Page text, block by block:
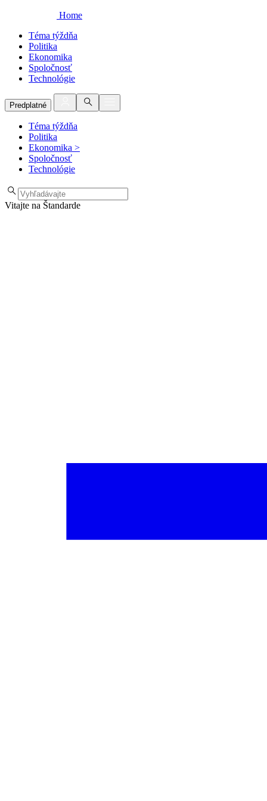
Home
Téma týždňa
Politika
Ekonomika
Spoločnosť
Technológie
Predplatné
Téma týždňa
Politika
Ekonomika >
Spoločnosť
Technológie
Vitajte na Štandarde